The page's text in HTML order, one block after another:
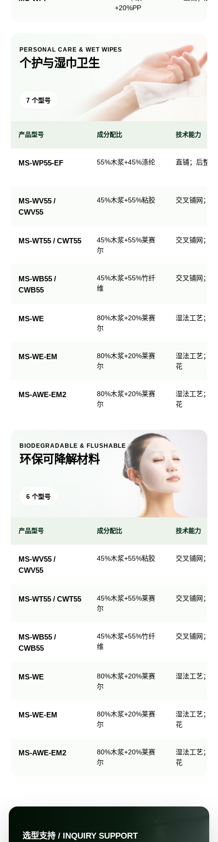
+20%PP
PERSONAL CARE & WET WIPES
个护与湿巾卫生
7 个型号
卫
产品型号 成分配比 技术能力
MS-WP55-EF 55%木浆+45%涤纶 直铺；后整
MS-WV55 /
CWV55
45%木浆+55%粘胶 交叉铺网；
MS-WT55 / CWT55
45%木浆+55%莱赛
尔
交叉铺网；
MS-WB55 /
CWB55
45%木浆+55%竹纤
维
交叉铺网；
MS-WE
80%木浆+20%莱赛
尔
湿法工艺；
MS-WE-EM
80%木浆+20%莱赛
尔
湿法工艺；
花
MS-AWE-EM2
80%木浆+20%莱赛
尔
湿法工艺；
花
BIODEGRADABLE & FLUSHABLE
环保可降解材料
6 个型号
产品型号 成分配比 技术能力
MS-WV55 /
CWV55
45%木浆+55%粘胶 交叉铺网；
MS-WT55 / CWT55
45%木浆+55%莱赛
尔
交叉铺网；
MS-WB55 /
CWB55
45%木浆+55%竹纤
维
交叉铺网；
MS-WE
80%木浆+20%莱赛
尔
湿法工艺；
MS-WE-EM
80%木浆+20%莱赛
尔
湿法工艺；
花
MS-AWE-EM2
80%木浆+20%莱赛
尔
湿法工艺；
花
选型支持 / INQUIRY SUPPORT